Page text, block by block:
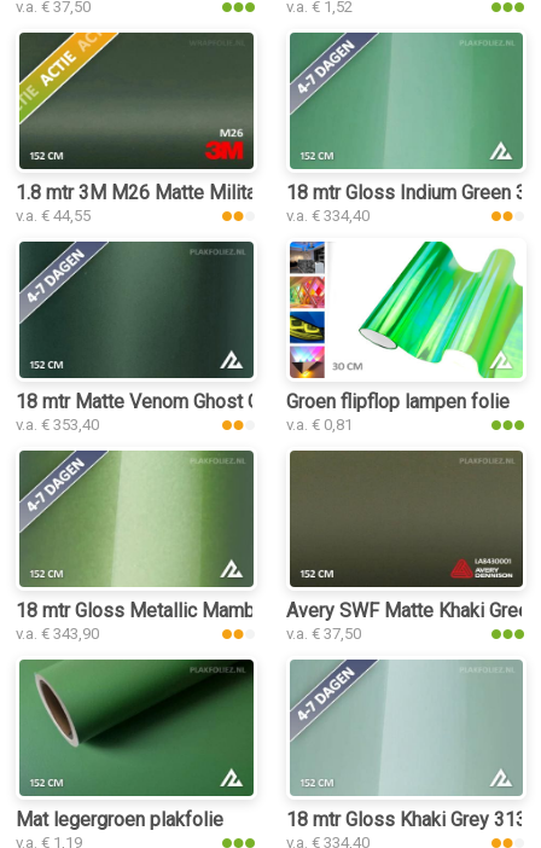
v.a. € 37,50 v.a. € 1,52
1.8 mtr 3M M26 Matte Military Green
v.a. € 44,55
18 mtr Gloss Indium Green
v.a. € 334,40
18 mtr Matte Venom Ghost Green 3083 plakfolie
v.a. € 353,40
Groen flipflop lampen folie
v.a. € 0,81
18 mtr Gloss Metallic Mamba Green 3163 plakfolie
v.a. € 343,90
Avery SWF Matte Khaki
v.a. € 37,50
Mat legergroen plakfolie
v.a. € 1,19
18 mtr Gloss Khaki Grey
v.a. € 334,40